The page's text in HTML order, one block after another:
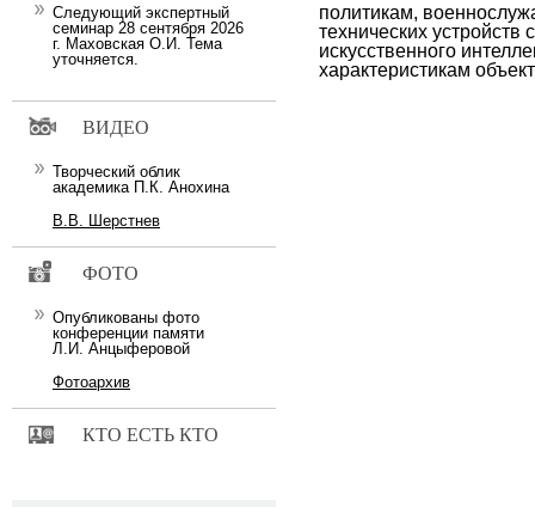
политикам,
технических
искусственного
характеристикам
Следующий экспертный
семинар 28 сентября 2026
г. Маховская О.И. Тема
уточняется.
ВИДЕО
Творческий облик
академика П.К. Анохина
В.В. Шерстнев
ФОТО
Опубликованы фото
конференции памяти
Л.И. Анцыферовой
Фотоархив
КТО ЕСТЬ КТО